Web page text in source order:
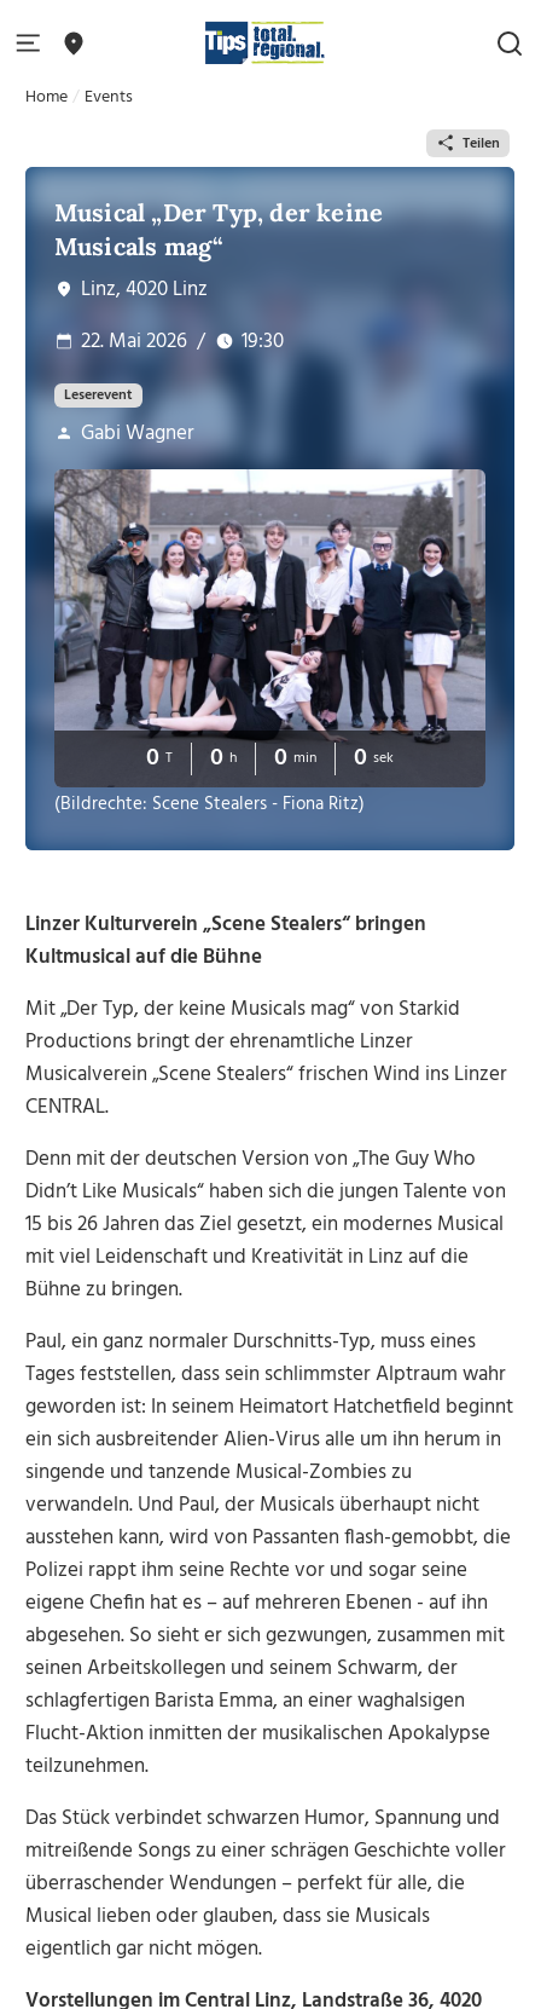
Home Events
Teilen
Musical „Der Typ, der keine
Musicals mag“
Linz, 4020 Linz
22. Mai 2026 / 19:30
Leserevent
Gabi Wagner
0 T 0 h 0 min 0 sek
(Bildrechte: Scene Stealers - Fiona Ritz)
Linzer Kulturverein „Scene Stealers“ bringen
Kultmusical auf die Bühne
Mit „Der Typ, der keine Musicals mag“ von Starkid
Productions bringt der ehrenamtliche Linzer
Musicalverein „Scene Stealers“ frischen Wind ins Linzer
CENTRAL.
Denn mit der deutschen Version von „The Guy Who
Didn’t Like Musicals“ haben sich die jungen Talente von
15 bis 26 Jahren das Ziel gesetzt, ein modernes Musical
mit viel Leidenschaft und Kreativität in Linz auf die
Bühne zu bringen.
Paul, ein ganz normaler Durschnitts-Typ, muss eines
Tages feststellen, dass sein schlimmster Alptraum wahr
geworden ist: In seinem Heimatort Hatchetfield beginnt
ein sich ausbreitender Alien-Virus alle um ihn herum in
singende und tanzende Musical-Zombies zu
verwandeln. Und Paul, der Musicals überhaupt nicht
ausstehen kann, wird von Passanten flash-gemobbt, die
Polizei rappt ihm seine Rechte vor und sogar seine
eigene Chefin hat es – auf mehreren Ebenen - auf ihn
abgesehen. So sieht er sich gezwungen, zusammen mit
seinen Arbeitskollegen und seinem Schwarm, der
schlagfertigen Barista Emma, an einer waghalsigen
Flucht-Aktion inmitten der musikalischen Apokalypse
teilzunehmen.
Das Stück verbindet schwarzen Humor, Spannung und
mitreißende Songs zu einer schrägen Geschichte voller
überraschender Wendungen – perfekt für alle, die
Musical lieben oder glauben, dass sie Musicals
eigentlich gar nicht mögen.
Vorstellungen im Central Linz, Landstraße 36, 4020